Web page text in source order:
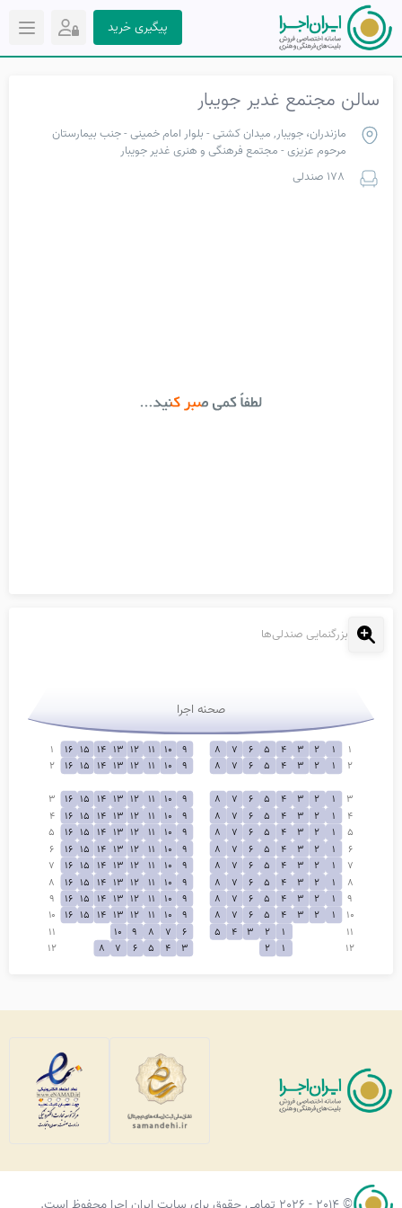
پیگیری خرید
سالن مجتمع غدیر جویبار
مازندران، جویبار, میدان کشتی - بلوار امام خمینی - جنب بیمارستان
مرحوم عزیزی - مجتمع فرهنگی و هنری غدیر جویبار
178 صندلی
بزرگنمایی صندلی‌ها
صحنه اجرا
1
1
2
3
4
5
6
7
8
9
10
11
12
13
14
15
16
1
2
1
2
3
4
5
6
7
8
9
10
11
12
13
14
15
16
2
3
1
2
3
4
5
6
7
8
9
10
11
12
13
14
15
16
3
4
1
2
3
4
5
6
7
8
9
10
11
12
13
14
15
16
4
5
1
2
3
4
5
6
7
8
9
10
11
12
13
14
15
16
5
6
1
2
3
4
5
6
7
8
9
10
11
12
13
14
15
16
6
7
1
2
3
4
5
6
7
8
9
10
11
12
13
14
15
16
7
8
1
2
3
4
5
6
7
8
9
10
11
12
13
14
15
16
8
9
1
2
3
4
5
6
7
8
9
10
11
12
13
14
15
16
9
10
1
2
3
4
5
6
7
8
9
10
11
12
13
14
15
16
10
11
1
2
3
4
5
6
7
8
9
10
11
12
1
2
3
4
5
6
7
8
12